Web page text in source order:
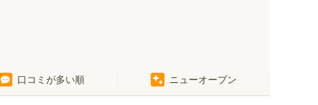
口コミが多い順 ニューオープン